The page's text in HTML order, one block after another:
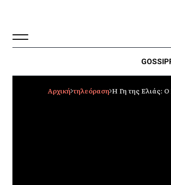
GOSSIP
Αρχική τηλεόραση Η Γη της Ελιάς: